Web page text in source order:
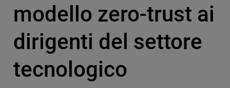
modello zero-trust ai
dirigenti del settore
tecnologico